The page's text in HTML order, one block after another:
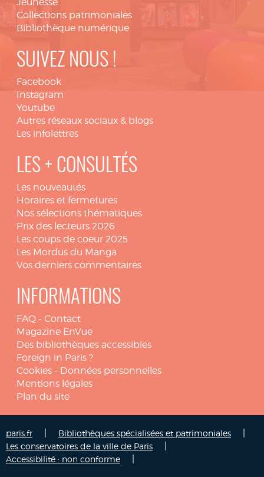
Collections patrimoniales
Bibliothèque numérique
SUIVEZ NOUS !
Facebook
Instagram
Youtube
Autres réseaux sociaux & blogs
Les infolettres
LES + CONSULTÉS
Les nouveautés
Horaires et fermetures
Nos sélections thématiques
Prix des lecteurs 2026
Les coups de coeur 2025
Les Mordus du Manga
Vos derniers commentaires
INFORMATIONS
FAQ - Contact
Magazine EnVue
Des bibliothèques accessibles
Foreign in Paris ?
Cookies - Données personnelles
Mentions légales
Plan du site
paris.fr Bibliothèques spécialisées et patrimoniales
Les conservatoires de la ville de Paris
Accessibilité : non conforme